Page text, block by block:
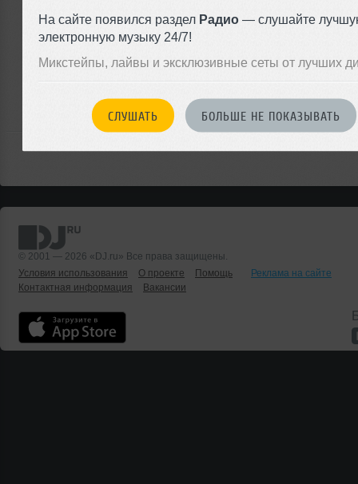
На сайте появился раздел Радио — слушайте
электронную музыку 24/7!
Микстейпы, лайвы и эксклюзивные сеты от лучших
СЛУШАТЬ БОЛЬШЕ НЕ ПОКАЗЫВАТЬ
ЗАРЕГИСТРИРУЙТЕСЬ
Или
чтобы оставить комментарий
© 2001 — 2026 «DJ.ru» Все права защищены.
Условия использования
О проекте Помощь
Реклама на сайте
Контактная информация
Вакансии